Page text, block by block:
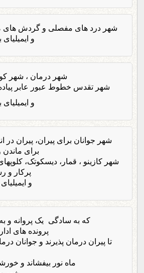
شهر درد های مفصلی و گردش های
و
شهر درمان ، شهر
شهر تقدس خطوط عبور عابر
و
شهر جوانان برای پیران، پیران در
برای
شهر کازینو ، قمار، دیسکوتک،
پرکار و
و
که به سادگی یک پروانه و
پرونده های
تا پیران درمان پذیرند و جوانان
ماه نور بیفشاند و